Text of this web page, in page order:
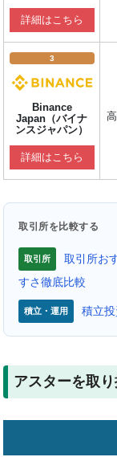
詳細はこちら
3
Binance
Japan（バイナ
ンスジャパン）
詳細はこちら
取引所を比較する
取引所
取引所お
すさ徹底比較
積立・運用 積立
アスターを取